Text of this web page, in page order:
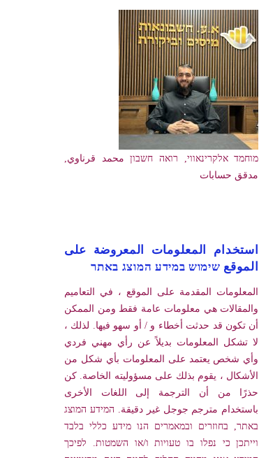
מוחמד אלקרינאווי, רואה חשבון محمد قرناوي,
مدقق حسابات
استخدام المعلومات المعروضة على
الموقع שימוש במידע המוצג באתר
المعلومات المقدمة على الموقع ، في التعاميم
والمقالات هي معلومات عامة فقط ومن الممكن
أن تكون قد حدثت أخطاء و / أو سهو فيها. لذلك ،
لا تشكل المعلومات بديلاً عن رأي مهني فردي
وأي شخص يعتمد على المعلومات بأي شكل من
الأشكال ، يقوم بذلك على مسؤوليته الخاصة. كن
حذرًا من أن الترجمة إلى اللغات الأخرى
باستخدام مترجم جوجل غير دقيقة. המידע המוצג
באתר, בחוזרים ובמאמרים הנו מידע כללי בלבד
וייתכן כי נפלו בו טעויות ו/או השמטות. לפיכך